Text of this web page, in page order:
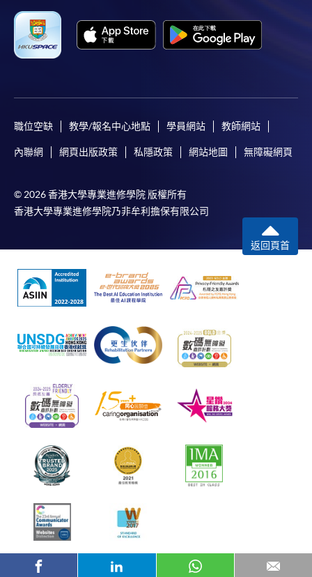
職位空缺 教學/報名中心地點 學員網站 教師網站
內聯網 網頁出版政策 私隱政策 網站地圖 無障礙網頁
© 2026 香港大學專業進修學院 版權所有
香港大學專業進修學院乃非牟利擔保有限公司
返回頁首